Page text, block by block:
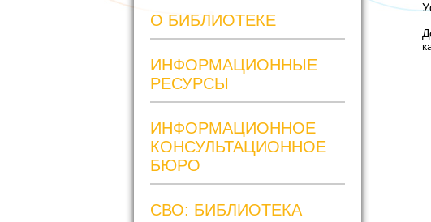
О БИБЛИОТЕКЕ
ИНФОРМАЦИОННЫЕ
РЕСУРСЫ
ИНФОРМАЦИОННОЕ
КОНСУЛЬТАЦИОННОЕ
БЮРО
СВО: БИБЛИОТЕКА